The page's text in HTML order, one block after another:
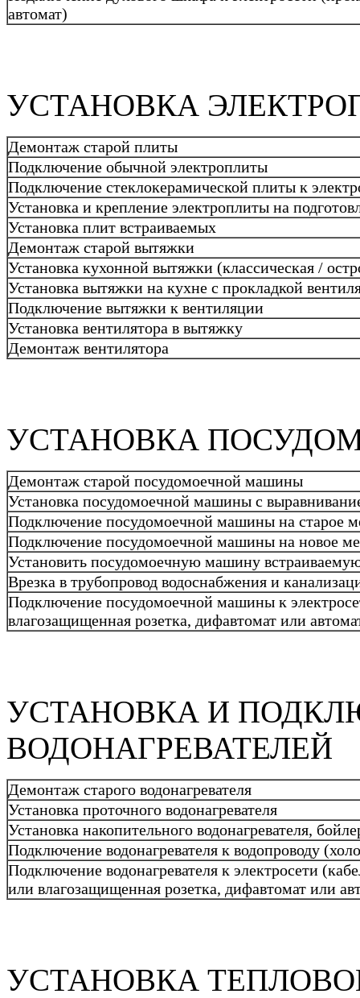
автомат)
УСТАНОВКА
Демонтаж старой плиты
Подключение обычной электроплиты
Подключение стеклокерамической плиты к
Установка и крепление электроплиты на
Установка плит встраиваемых
Демонтаж старой вытяжки
Установка кухонной вытяжки (классическая /
Установка вытяжки на кухне с прокладкой
Подключение вытяжки к вентиляции
Установка вентилятора в вытяжку
Демонтаж вентилятора
УСТАНОВКА
Демонтаж старой посудомоечной машины
Установка посудомоечной машины с
Подключение посудомоечной машины на старое
Подключение посудомоечной машины на новое
Установить посудомоечную машину
Врезка в трубопровод водоснабжения и
Подключение посудомоечной машины к
влагозащищенная розетка, дифавтомат или
УСТАНОВКА И
ВОДОНАГРЕВАТЕЛЕЙ
Демонтаж старого водонагревателя
Установка проточного водонагревателя
Установка накопительного водонагревателя,
Подключение водонагревателя к водопроводу
Подключение водонагревателя к электросети
или влагозащищенная розетка, дифавтомат или
УСТАНОВКА